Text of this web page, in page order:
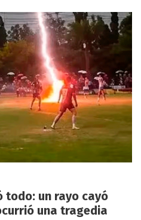
todo: un rayo cayó
una tragedia